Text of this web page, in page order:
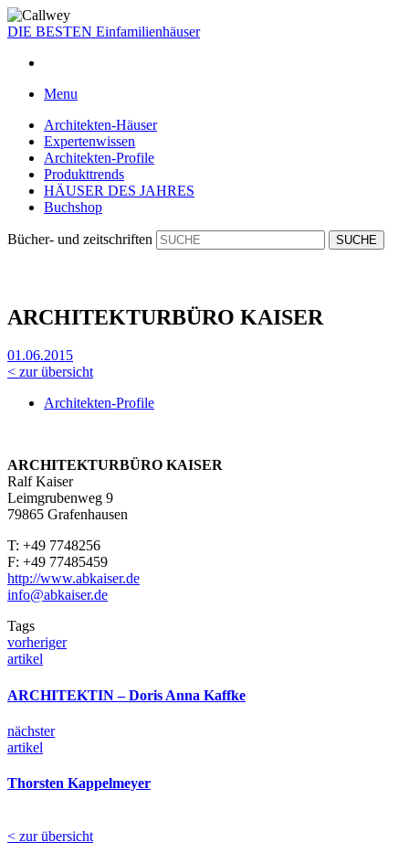
DIE BESTEN Einfamilienhäuser
Menu
Architekten-Häuser
Expertenwissen
Architekten-Profile
Produkttrends
HÄUSER DES JAHRES
Buchshop
Bücher- und zeitschriften
ARCHITEKTURBÜRO KAISER
01.06.2015
< zur übersicht
Architekten-Profile
ARCHITEKTURBÜRO KAISER
Ralf Kaiser
Leimgrubenweg 9
79865 Grafenhausen
T: +49 7748256
F: +49 77485459
http://www.abkaiser.de
info@abkaiser.de
Tags
vorheriger
artikel
ARCHITEKTIN – Doris Anna Kaffke
nächster
artikel
Thorsten Kappelmeyer
< zur übersicht